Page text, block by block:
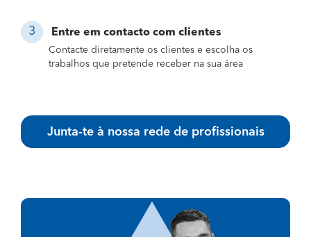
Entre em contacto com clientes
Contacte diretamente os clientes e escolha os
trabalhos que pretende receber na sua área
Junta-te à nossa rede de profissionais